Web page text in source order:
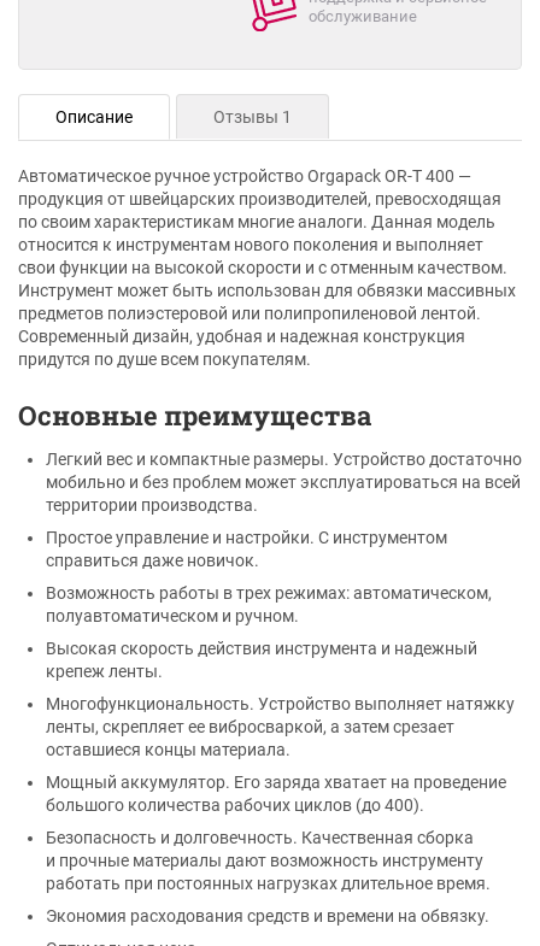
обслуживание
Описание Отзывы 1
Автоматическое ручное устройство Orgapack OR-T 400 —
продукция от швейцарских производителей, превосходящая
по своим характеристикам многие аналоги. Данная модель
относится к инструментам нового поколения и выполняет
свои функции на высокой скорости и с отменным качеством.
Инструмент может быть использован для обвязки массивных
предметов полиэстеровой или полипропиленовой лентой.
Современный дизайн, удобная и надежная конструкция
придутся по душе всем покупателям.
Основные преимущества
Легкий вес и компактные размеры. Устройство достаточно
мобильно и без проблем может эксплуатироваться на всей
территории производства.
Простое управление и настройки. С инструментом
справиться даже новичок.
Возможность работы в трех режимах: автоматическом,
полуавтоматическом и ручном.
Высокая скорость действия инструмента и надежный
крепеж ленты.
Многофункциональность. Устройство выполняет натяжку
ленты, скрепляет ее вибросваркой, а затем срезает
оставшиеся концы материала.
Мощный аккумулятор. Его заряда хватает на проведение
большого количества рабочих циклов (до 400).
Безопасность и долговечность. Качественная сборка
и прочные материалы дают возможность инструменту
работать при постоянных нагрузках длительное время.
Экономия расходования средств и времени на обвязку.